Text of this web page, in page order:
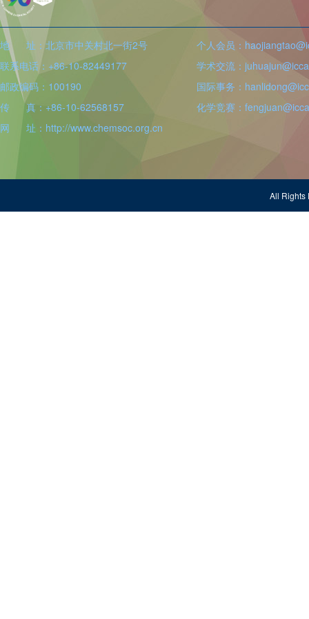
地 址：北京市中关村北一街2号
联系电话：+86-10-82449177
邮政编码：100190
传 真：+86-10-62568157
网 址：http://www.chemsoc.org.cn
个人会员：
学术交流：
国际事务：
化学竞赛：
All Rights